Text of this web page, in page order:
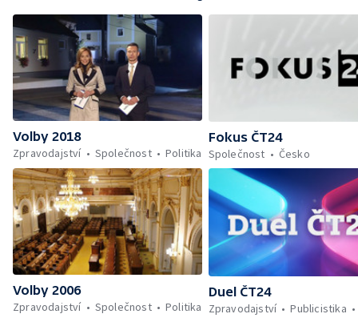
Volby 2018
Zpravodajství
Společnost Politika
Fokus ČT24
Společnost
Česko
Volby 2006
Zpravodajství
Společnost Politika
Duel ČT24
Zpravodajství
Publicistika